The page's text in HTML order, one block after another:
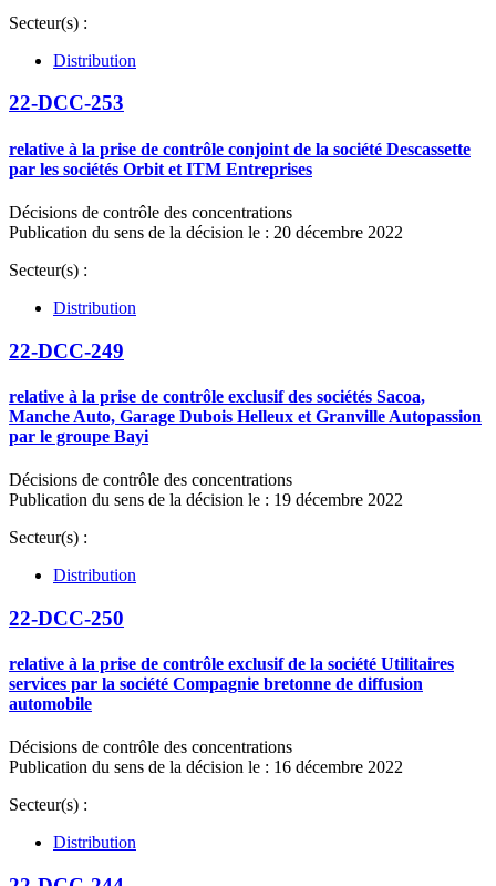
Secteur(s) :
Distribution
22-DCC-253
relative à la prise de contrôle conjoint de la société Descassette
par les sociétés Orbit et ITM Entreprises
Décisions de contrôle des concentrations
Publication du sens de la décision le : 20 décembre 2022
Secteur(s) :
Distribution
22-DCC-249
relative à la prise de contrôle exclusif des sociétés Sacoa,
Manche Auto, Garage Dubois Helleux et Granville Autopassion
par le groupe Bayi
Décisions de contrôle des concentrations
Publication du sens de la décision le : 19 décembre 2022
Secteur(s) :
Distribution
22-DCC-250
relative à la prise de contrôle exclusif de la société Utilitaires
services par la société Compagnie bretonne de diffusion
automobile
Décisions de contrôle des concentrations
Publication du sens de la décision le : 16 décembre 2022
Secteur(s) :
Distribution